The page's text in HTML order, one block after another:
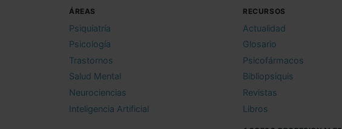
ÁREAS
Psiquiatría
Psicología
Trastornos
Salud Mental
Neurociencias
Inteligencia Artificial
RECURSOS
Actualidad
Glosario
Psicofármacos
Bibliopsiquis
Revistas
Libros